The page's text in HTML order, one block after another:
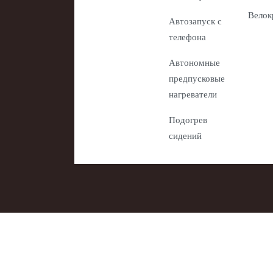
Автозапуск с
телефона
Автономные
предпусковые
нагреватели
Подогрев
сидений